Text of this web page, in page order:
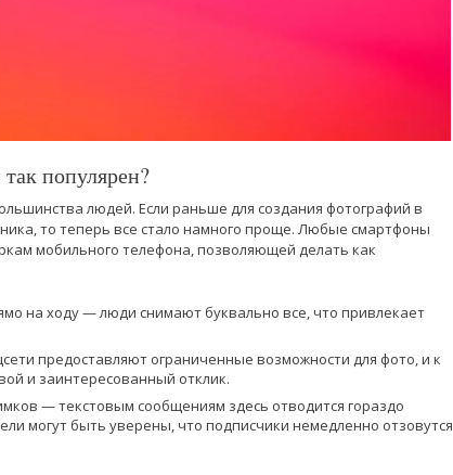
популярен?
людей. Если раньше для создания фотографий в
то теперь все стало намного проще. Любые смартфоны
мобильного телефона, позволяющей делать как
на ходу — люди снимают буквально все, что привлекает
предоставляют ограниченные возможности для фото, и к
и заинтересованный отклик.
— текстовым сообщениям здесь отводится гораздо
могут быть уверены, что подписчики немедленно отзовутся